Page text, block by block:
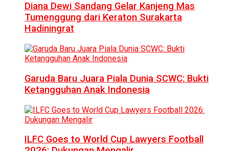
Diana Dewi Sandang Gelar Kanjeng Mas
Tumenggung dari Keraton Surakarta
Hadiningrat
Garuda Baru Juara Piala Dunia SCWC: Bukti
Ketangguhan Anak Indonesia
ILFC Goes to World Cup Lawyers Football